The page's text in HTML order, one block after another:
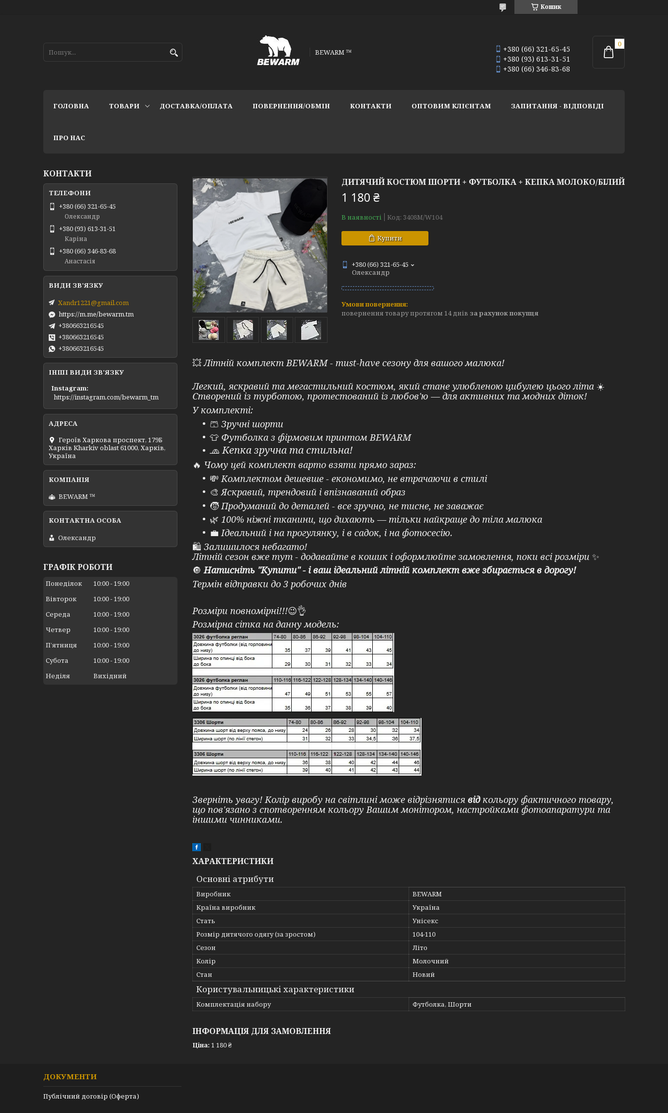
Кошик
BEWARM ™
+380 (66) 321-65-45
+380 (93) 613-31-51
+380 (66) 346-83-68
ГОЛОВНА ТОВАРИ ДОСТАВКА/ОПЛАТА ПОВЕРНЕННЯ/ОБМІН КОНТАКТИ ОПТОВИМ КЛІЄНТАМ ЗАПИТАННЯ - ВІДПОВІДІ
ПРО НАС
ДИТЯЧИЙ КОСТЮМ ШОРТИ + ФУТБОЛКА + КЕПКА МОЛОКО/БІЛИЙ
1 180 ₴
В наявності Код: 3408M/W104
Купити
+380 (66) 321-65-45
Олександр
повернення товару протягом 14 днів за рахунок покупця
💥Літній комплект BEWARM - must-have сезону для вашого малюка!
Легкий, яскравий та мегастильний костюм, який стане улюбленою цибулею цього літа ☀️
Створений із турботою, протестований із любов'ю — для активних та модних діток!
У комплекті:
🩳 Зручні шорти
👕 Футболка з фірмовим принтом BEWARM
🧢Кепка зручна та стильна!
🔥 Чому цей комплект варто взяти прямо зараз:
💸 Комплектом дешевше - економимо, не втрачаючи в стилі
🎨 Яскравий, трендовий і впізнаваний образ
🧒Продуманий до деталей - все зручно, не тисне, не заважає
🌿 100% ніжні тканини, що дихають — тільки найкраще до тіла малюка
💼 Ідеальний і на прогулянку, і в садок, і на фотосесію.
🛍 Залишилося небагато!
Літній сезон вже тут - додавайте в кошик і оформлюйте замовлення, поки всі розміри ✨
🔘 Натисніть "Купити" - і ваш ідеальний літній комплект вже збирається в дорогу!
Термін відправки до 3 робочих днів
Розміри повномірні!!!😉👌
Розмірна сітка на данну модель:
Зверніть увагу! Колір виробу на світлині може відрізнятися відкольору фактичного товару,
що пов'язано з спотворенням кольору Вашим монітором, настройками фотоапаратури та
іншими чинниками.
ХАРАКТЕРИСТИКИ
Основні атрибути
Виробник
BEWARM
Країна виробник
Україна
Стать
Унісекс
Розмір дитячого одягу (за зростом)
104-110
Сезон
Літо
Колір
Молочний
Стан
Новий
Користувальницькі характеристики
Комплектація набору Футболка, Шорти
ІНФОРМАЦІЯ ДЛЯ ЗАМОВЛЕННЯ
Ціна: 1 180 ₴
КОНТАКТИ
+380 (66) 321-65-45
Олександр
+380 (93) 613-31-51
Каріна
+380 (66) 346-83-68
Анастасія
Xandr1221@gmail.com
https://m.me/bewarm.tm
+380663216545
+380663216545
+380663216545
ІНШІ ВИДИ ЗВ'ЯЗКУ
Instagram
https://instagram.com/bewarm_tm
Героїв Харкова проспект, 179Б
Харків Kharkiv oblast 61000, Харків,
Україна
BEWARM ™
Олександр
ГРАФІК РОБОТИ
Понеділок 10:00 19:00
Вівторок
10:00 19:00
Середа
10:00 19:00
Четвер
10:00 19:00
Пʼятниця
10:00 19:00
Субота
10:00 19:00
Неділя
Вихідний
ДОКУМЕНТИ
Публічний договір (Оферта)